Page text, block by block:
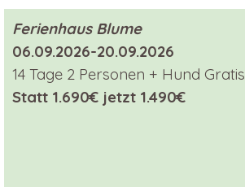
Ferienhaus Blume
06.09.2026-20.09.2026
14 Tage 2 Personen + Hund Gratis
Statt 1.690€ jetzt 1.490€